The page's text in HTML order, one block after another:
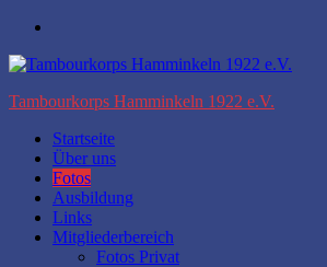
Zum
springen
Tambourkorps Hamminkeln 1922 e.V.
Startseite
Über uns
Fotos
Ausbildung
Links
Mitgliederbereich
Fotos Privat